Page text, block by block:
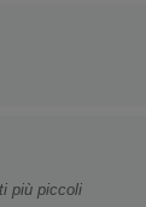
più piccoli